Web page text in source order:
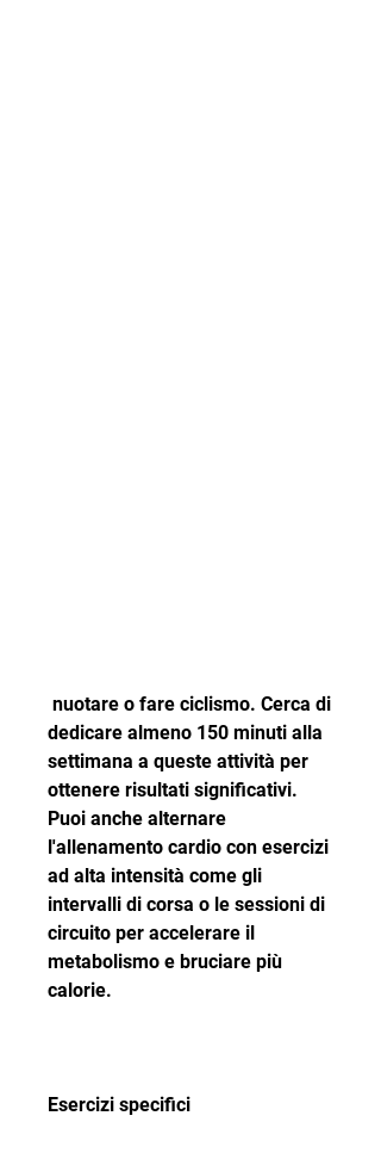
dedicare almeno 150 minuti alla
settimana a queste attività per
ottenere risultati significativi.
Puoi anche alternare
l'allenamento cardio con esercizi
ad alta intensità come gli
intervalli di corsa o le sessioni di
circuito per accelerare il
metabolismo e bruciare più
calorie.
Esercizi specifici